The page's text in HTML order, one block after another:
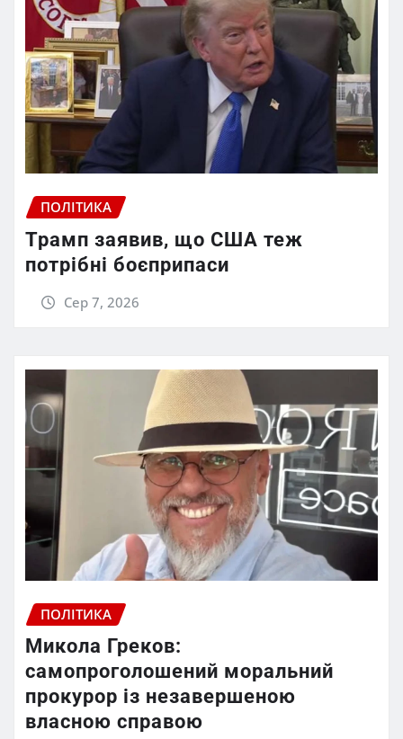
ПОЛІТИКА
Трамп заявив, що США теж
потрібні боєприпаси
Сер 7, 2026
ПОЛІТИКА
Микола Греков:
самопроголошений моральний
прокурор із незавершеною
власною справою